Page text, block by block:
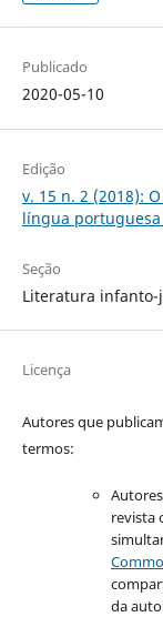
Publicado
2020-05-10
Edição
v. 15 n. 2 (2018):
língua
Seção
Literatura
Licença
Autores que
termos:
revista
da